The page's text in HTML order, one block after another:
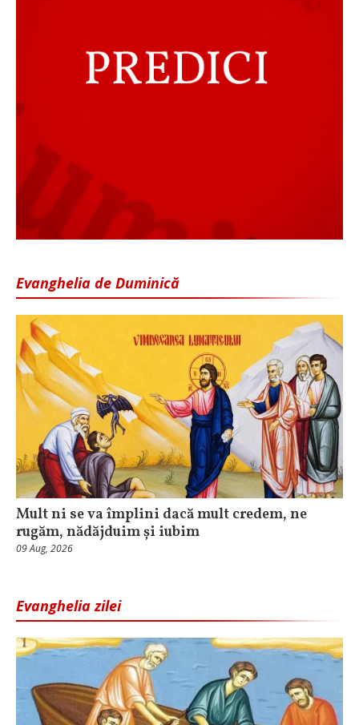
Evanghelia de Duminică
Mult ni se va împlini dacă mult credem, ne
rugăm, nădăjduim și iubim
09 Aug, 2026
Evanghelia zilei